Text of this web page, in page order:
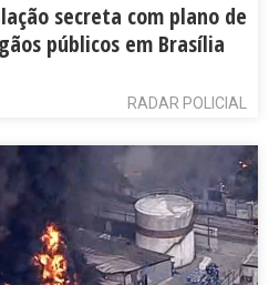
secreta com plano de
públicos em Brasília
RADAR POLICIAL